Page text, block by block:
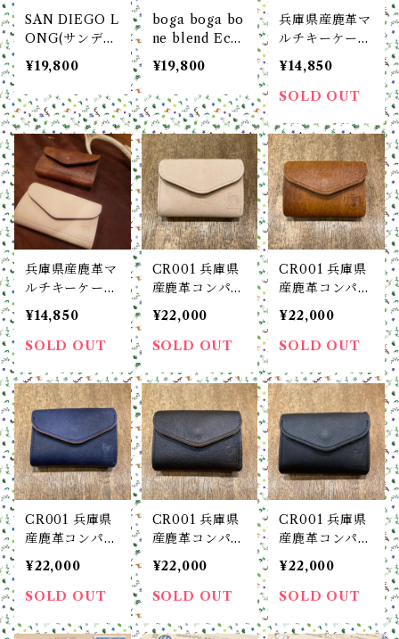
SAN DIEGO L
ONG(サンディ
エゴ ロング) 綿
麻コードレーン
boga boga Lo
opline
¥19,800
boga boga bo
ne blend Ech
o Speaker (エ
コースピーカ
ー)（紙化粧箱
入り）
¥19,800
兵庫県産鹿革マ
ルチキーケース
minimal multi
key case boga
boga Looplin
¥14,850
SOLD OUT
兵庫県産鹿革マ
ルチキーケース
minimal multi
key case boga
boga Looplin
ナチュラル）
¥14,850
SOLD OUT
CR001 兵庫県
産鹿革コンパク
トウォレット C
R minimal wa
llet boga bog
ATURAL / ナ
チュラル）
¥22,000
SOLD OUT
CR001 兵庫県
産鹿革コンパク
トウォレット C
R minimal wa
llet boga bog
ROWN / ブラ
ウン）
¥22,000
SOLD OUT
CR001 兵庫県
産鹿革コンパク
トウォレット C
R minimal wa
llet boga bog
AVY / ネイビ
¥22,000
SOLD OUT
CR001 兵庫県
産鹿革コンパク
トウォレット C
R minimal wa
llet boga bog
ARK BROWN
¥22,000
SOLD OUT
CR001 兵庫県
産鹿革コンパク
トウォレット C
R minimal wa
llet boga bog
LACK / ブラッ
¥22,000
SOLD OUT